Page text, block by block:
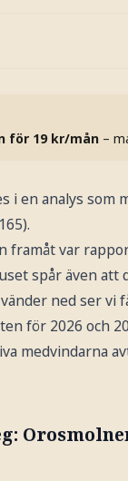
för 19 kr/mån –
i en analys
framåt var
spår även att
ned ser vi
för 2026 och
medvindarna